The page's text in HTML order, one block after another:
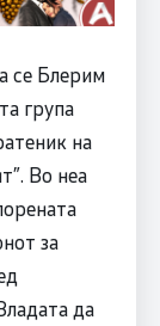
се Блерим
група
на
Во неа
за
да